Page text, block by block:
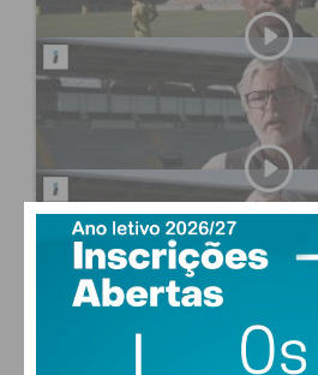
49 1
Castor Cup - Sérgio Coelho
feminina do FCPF foi
49 1
Castor Cup - Sérgio Coelho
feminina do FCPF foi
0
Castor Cup - Júlio Morais,